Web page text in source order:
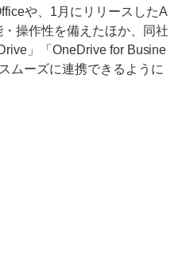
や、1月にリリースしたA
操作性を備えたほか、同社
」「OneDrive for Busine
ムーズに連携できるように